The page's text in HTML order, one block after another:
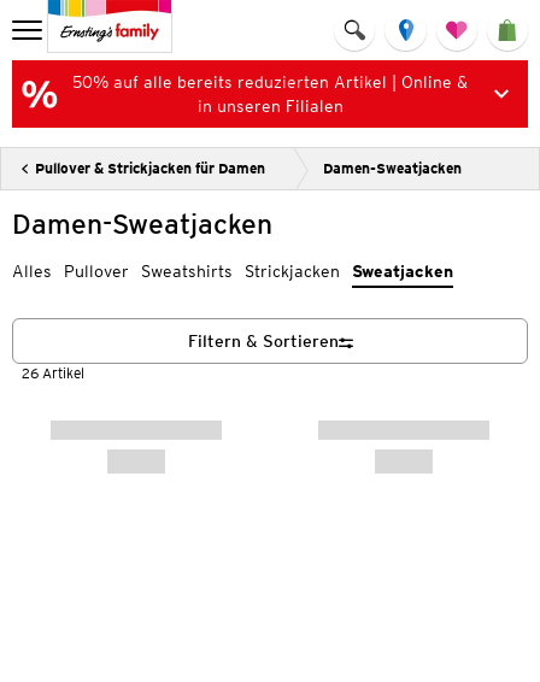
50% auf alle bereits reduzierten Artikel | Online &
in unseren Filialen
Pullover & Strickjacken für Damen Damen-Sweatjacken
Damen-Sweatjacken
Alles Pullover Sweatshirts Strickjacken Sweatjacken
26 Artikel
Filtern & Sortieren